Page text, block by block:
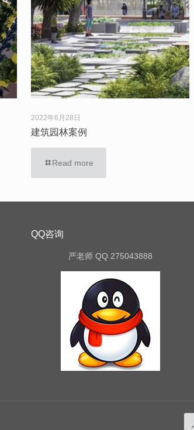
2022年6月28日
建筑园林案例
Read more
QQ咨询
严老师 QQ 275043888